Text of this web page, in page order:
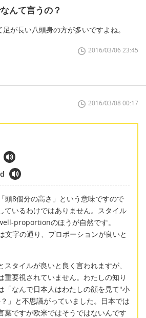
んて言うの？
が長い八頭身の方が多いですよね。
2016/03/06 23:45
2016/03/08 00:17
8個分の高さ」という意味ですので
ているわけではありません。スタイル
proportionのほうが自然です。
字の通り、プロポーションが良いと
スタイルが良いと良く言われますが、
重要視されていません。わたしの知り
「なんで日本人はわたしの顔を見て"小
」と不思議がっていました。日本では
葉ですが欧米ではそうではないんです